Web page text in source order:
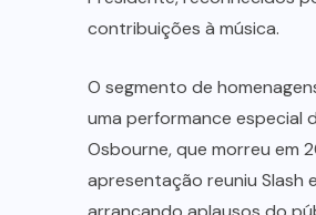
contribuições à música.
O segmento de
uma performance especial
Osbourne, que morreu em
apresentação reuniu Slash